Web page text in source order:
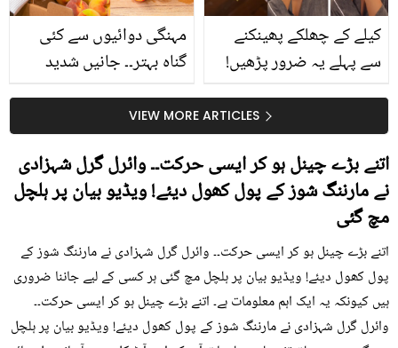
مہنگی دوائیوں سے کئی
گناہ بہتر۔۔ جانیں شدید
کیوں کھانا چاہیے؟
کیلے کے چھلکے پھینکنے
سے پہلے یہ ضرور پڑھیں!
سستا اور قدرتی حلVIEW MORE ARTICLES
اتنے بڑے چینل ہو کر ایسی حرکت۔۔ وائرل گرل شہزادی
نے مارننگ شوز کے پول کھول دیئے! ویڈیو بیان پر ہلچل
مچ گئی
اتنے بڑے چینل ہو کر ایسی حرکت۔۔ وائرل گرل شہزادی نے مارننگ شوز کے
پول کھول دیئے! ویڈیو بیان پر ہلچل مچ گئی ہر کسی کے لیے جاننا ضروری
ہیں کیونکہ یہ ایک اہم معلومات ہے۔ اتنے بڑے چینل ہو کر ایسی حرکت۔۔
وائرل گرل شہزادی نے مارننگ شوز کے پول کھول دیئے! ویڈیو بیان پر ہلچل